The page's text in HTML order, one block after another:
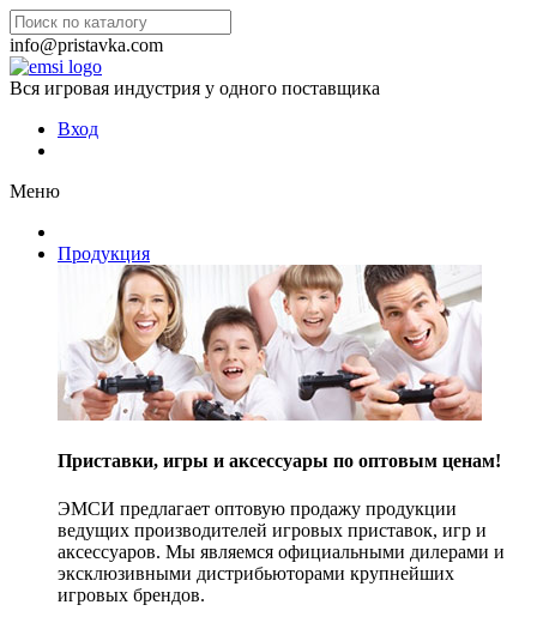
info@pristavka.com
Вся игровая индустрия у одного поставщика
Вход
Меню
Продукция
Приставки, игры и аксессуары по оптовым ценам!
ЭМСИ предлагает оптовую продажу продукции
ведущих производителей игровых приставок, игр и
аксессуаров. Мы являемся официальными дилерами и
эксклюзивными дистрибьюторами крупнейших
игровых брендов.